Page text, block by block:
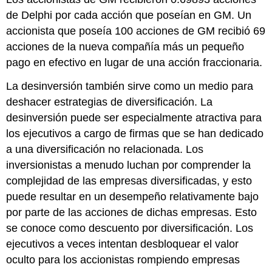
de Delphi por cada acción que poseían en GM. Un
accionista que poseía 100 acciones de GM recibió 69
acciones de la nueva compañía más un pequeño
pago en efectivo en lugar de una acción fraccionaria.
La desinversión también sirve como un medio para
deshacer estrategias de diversificación. La
desinversión puede ser especialmente atractiva para
los ejecutivos a cargo de firmas que se han dedicado
a una diversificación no relacionada. Los
inversionistas a menudo luchan por comprender la
complejidad de las empresas diversificadas, y esto
puede resultar en un desempeño relativamente bajo
por parte de las acciones de dichas empresas. Esto
se conoce comodescuento por diversificación. Los
ejecutivos a veces intentan desbloquear el valor
oculto para los accionistas rompiendo empresas